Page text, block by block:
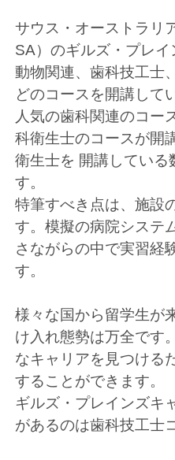
サウス・オーストラリ
SA）のギルズ・プレイ
動物関連、歯科技工士
どのコースを開講して
人気の歯科関連のコー
科衛生士のコースが開
衛生士を 開講してい
す。
特筆すべき点は、施設
す。模擬の病院システ
さながらの中で実習経
す。
様々な国から留学生が
け入れ態勢は万全です
なキャリアを見つける
することができます。
ギルズ・プレインズキ
があるのは歯科技工士